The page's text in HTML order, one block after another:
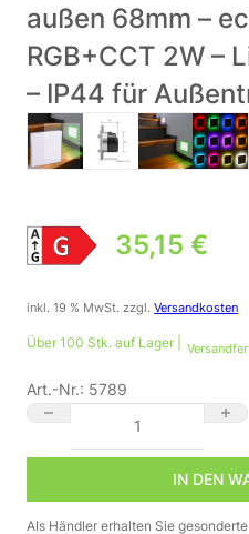
außen 68mm –
RGB+CCT 2W –
– IP44 für
35,15 €
inkl. 19 % MwSt. zzgl.Versandkosten
Über 100 Stk. auf Lager |
Art.-Nr.: 5789
⭐🌧️
IN DEN
Als Händler erhalten Sie